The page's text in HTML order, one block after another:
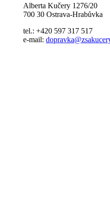
Alberta Kučery 1276/20
700 30 Ostrava-Hrabůvka
tel.: +420 597 317 517
e-mail: